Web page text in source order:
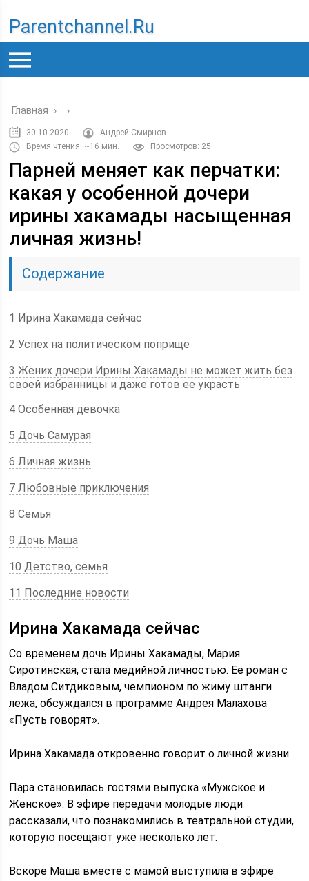
Parentchannel.ru
Главная › ›
30.10.2020
Андрей Смирнов
Время чтения: ~16 мин.
Просмотров: 25
Парней меняет как перчатки:
какая у особенной дочери
ирины хакамады насыщенная
личная жизнь!
Содержание
1 Ирина Хакамада сейчас
2 Успех на политическом поприще
3 Жених дочери Ирины Хакамады не может жить без
своей избранницы и даже готов ее украсть
4 Особенная девочка
5 Дочь Самурая
6 Личная жизнь
7 Любовные приключения
8 Семья
9 Дочь Маша
10 Детство, семья
11 Последние новости
Ирина Хакамада сейчас
Со временем дочь Ирины Хакамады, Мария
Сиротинская, стала медийной личностью. Ее роман с
Владом Ситдиковым, чемпионом по жиму штанги
лежа, обсуждался в программе Андрея Малахова
«Пусть говорят».
Ирина Хакамада откровенно говорит о личной жизни
Пара становилась гостями выпуска «Мужское и
Женское». В эфире передачи молодые люди
рассказали, что познакомились в театральной студии,
которую посещают уже несколько лет.
Вскоре Маша вместе с мамой выступила в эфире